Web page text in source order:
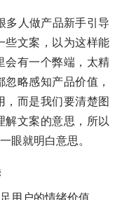
多人做产品新手引导
些文案，以为这样能
会有一个弊端，太精
略感知产品价值，
，而是我们要清楚图
解文案的意思，所以
眼就明白意思。